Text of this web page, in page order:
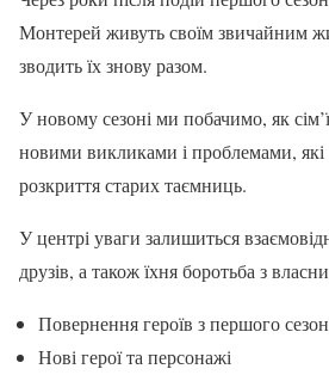
Монтерей живуть своїм звичайним
зводить їх знову разом.
У новому сезоні ми побачимо, як
новими викликами і проблемами,
розкриття старих таємниць.
У центрі уваги залишиться
друзів, а також їхня боротьба з
Повернення героїв з першого
Нові герої та персонажі